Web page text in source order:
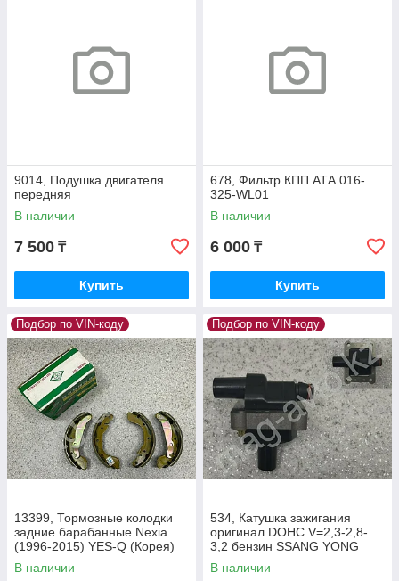
9014, Подушка двигателя
передняя
В наличии
7 500 ₸
Купить
678, Фильтр КПП АТА 016-
325-WL01
В наличии
6 000 ₸
Купить
Подбор по VIN-коду
13399, Тормозные колодки
задние барабанные Nexia
(1996-2015) YES-Q (Корея)
PS4520065
В наличии
Подбор по VIN-коду
534, Катушка зажигания
оригинал DOHC V=2,3-2,8-
3,2 бензин SSANG YONG
Motors Beijing 02215-06444
В наличии